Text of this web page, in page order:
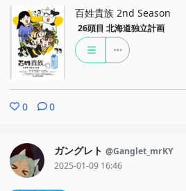
百姓貴族 2nd Season
26頭目 北海道独立計画
0 0
ガングレト @Ganglet_mrKY
2025-01-09 16:46